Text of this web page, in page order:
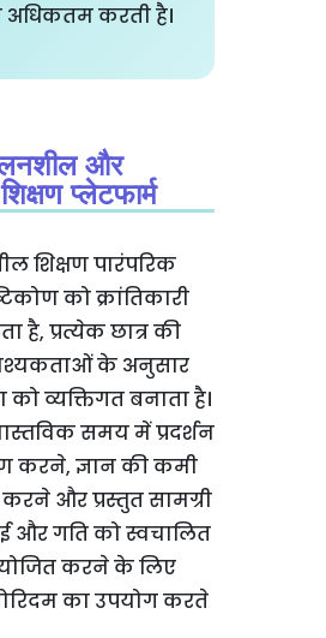
अधिकतम करती है।
और
प्लेटफार्म
शिक्षण पारंपरिक
को क्रांतिकारी
है, प्रत्येक छात्र की
के अनुसार
को व्यक्तिगत बनाता है।
समय में प्रदर्शन
करने, ज्ञान की कमी
और प्रस्तुत सामग्री
और गति को स्वचालित
करने के लिए
का उपयोग करते